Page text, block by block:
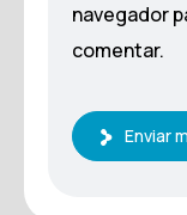
navegador
comentar.
Enviar